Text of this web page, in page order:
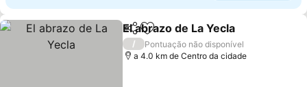
PartilharAdicionar aos favoritos
El abrazo de La Yecla
/
Pontuação não disponível
a 4.0 km de Centro da cidade